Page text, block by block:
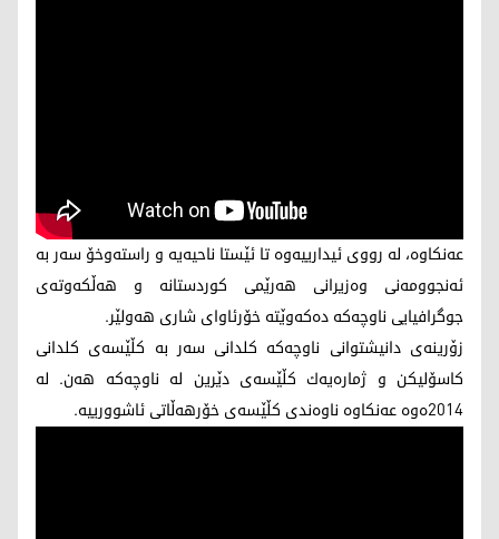
عه‌نكاوه‌، له‌ رووی ئیدارییه‌وه‌ تا ئێستا ناحیه‌یه‌ و راسته‌وخۆ سه‌ر به‌
ئه‌نجوومه‌نی وه‌زیرانی هه‌رێمی كوردستانه‌ و هه‌ڵكه‌وته‌ی
جوگرافیایی ناوچه‌كه‌ ده‌كه‌وێته‌ خۆرئاوای شاری هه‌ولێر.
زۆرینه‌ی دانیشتوانی ناوچه‌كه‌ كلدانی سه‌ر به‌ كڵێسه‌ی كلدانی
كاسۆلیكن و ژماره‌یه‌ك كڵێسه‌ی دێرین له‌ ناوچه‌كه‌ هه‌ن. له‌
2014ه‌وه‌ عه‌نكاوه‌ ناوه‌ندی كڵێسه‌ی خۆرهه‌ڵاتی ئاشوورییه‌.